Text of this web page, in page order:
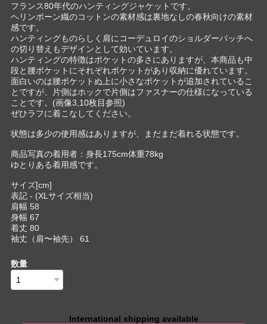
フランス80年代のハンティングジャケットです。
ヘリンボーン織のコットンの素材感は裏地なしの春秋向けの素材
感です。
ハンティングものらしく肩にコーデュロイのショルダーパッチへ
の切り替えもデザインとして効いています。
ハンティングの特徴はポケットの多さにありますが、本商品も中
段と腰ポケットにそれぞれポケットがあり収納に優れています。
面白いのは腰ポケットぬ上に小さなポケットが追加されているこ
とですが、片側はホックで片側はファスナーの仕様になっている
ことです。(画像3,10枚目参照)
ぜひラフに着こなしてください。
状態は多少の使用感はありますが、まだまだ着れる状態です。
商品写真の着用者：身長175cm体重78kg
ゆとりある着用感です。
サイズ[cm]
表記 - (XLサイズ相当)
肩幅 58
身幅 67
着丈 80
袖丈（肩〜袖先） 61
数量
International shipping available